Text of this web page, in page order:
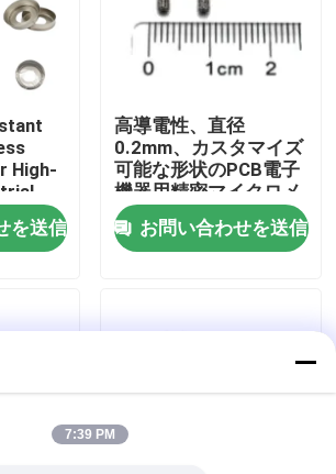
さい
High-
を送信
高導電性、直径
0.2mm、カスタマイズ
可能な形状のPCB電子
機器用精密マイクロメ
タルピン
お問い合わせを送信
7:39 PM